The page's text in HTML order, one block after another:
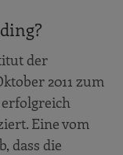
der
2011 zum
Eine vom
dass die